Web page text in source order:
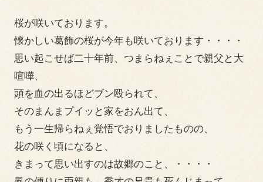
桜が咲いております。
懐かしい葛飾の桜が今年も咲いております・・・・
思い起こせば二十年前、つまらねぇことで親父と大
喧嘩、
頭を血の出るほどブン殴られて、
そのまんまプイッと家をおん出て、
もう一生帰らねぇ覚悟でおりましたものの、
花の咲く頃になると、
きまって思い出すのは故郷のこと、・・・・